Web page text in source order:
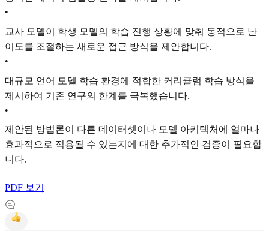
•
교사 모델이 학생 모델의 학습 진행 상황에 맞춰 동적으로 난
이도를 조절하는 새로운 접근 방식을 제안합니다.
•
대규모 언어 모델 학습 환경에 적합한 커리큘럼 학습 방식을
제시하여 기존 연구의 한계를 극복했습니다.
•
제안된 방법론이 다른 데이터셋이나 모델 아키텍처에 얼마나
효과적으로 적용될 수 있는지에 대한 추가적인 검증이 필요합
니다.
PDF 보기